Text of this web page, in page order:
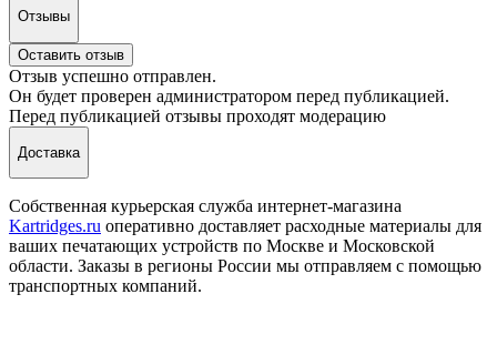
Отзывы
Оставить отзыв
Отзыв успешно отправлен.
Он будет проверен администратором перед публикацией.
Перед публикацией отзывы проходят модерацию
Доставка
Собственная курьерская служба интернет-магазина
Kartridges.ru оперативно доставляет расходные материалы для
ваших печатающих устройств по Москве и Московской
области. Заказы в регионы России мы отправляем с помощью
транспортных компаний.